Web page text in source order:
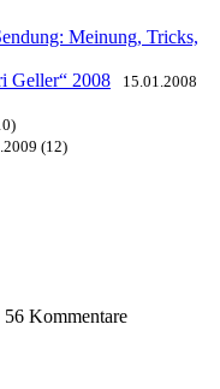
Meinung, Tricks,
Geller“ 2008
15.01.2008
(12)
56 Kommentare